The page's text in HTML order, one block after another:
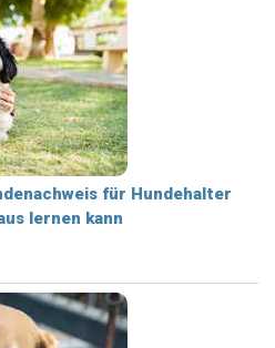
für Hundehalter
lernen kann